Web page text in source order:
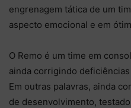
engrenagem tática de um
aspecto emocional e em
O Remo é um time em
ainda corrigindo
Em outras palavras, ainda
de desenvolvimento,